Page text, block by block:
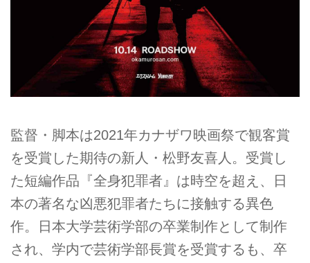
監督・脚本は2021年カナザワ映画祭で観客賞
を受賞した期待の新人・松野友喜人。受賞し
た短編作品『全身犯罪者』は時空を超え、日
本の著名な凶悪犯罪者たちに接触する異色
作。日本大学芸術学部の卒業制作として制作
され、学内で芸術学部長賞を受賞するも、卒